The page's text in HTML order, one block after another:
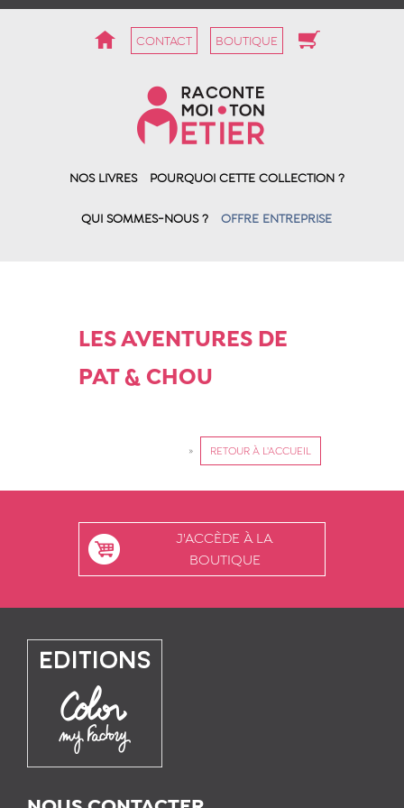
CONTACT BOUTIQUE
NOS LIVRES POURQUOI CETTE COLLECTION ?
QUI SOMMES-NOUS ? OFFRE ENTREPRISE
LES AVENTURES DE
PAT & CHOU
» RETOUR À L'ACCUEIL
J'ACCÈDE À LA
BOUTIQUE